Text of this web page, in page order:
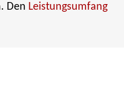
Den Leistungsumfang